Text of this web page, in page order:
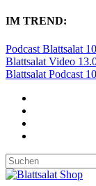
IM TREND:
Podcast Blattsalat
Blattsalat Video
Blattsalat Podcast